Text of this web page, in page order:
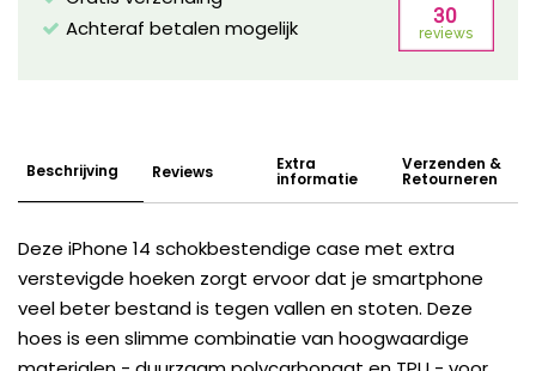
Achteraf betalen mogelijk
Beschrijving Reviews Extra
informatie
Verzenden &
Retourneren
Deze iPhone 14 schokbestendige case met extra
verstevigde hoeken zorgt ervoor dat je smartphone
veel beter bestand is tegen vallen en stoten. Deze
hoes is een slimme combinatie van hoogwaardige